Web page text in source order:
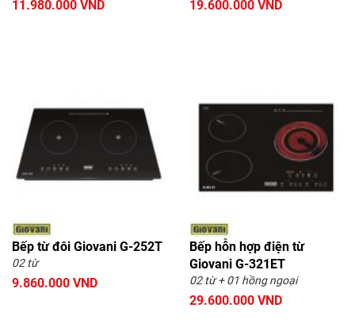
11.980.000 VND 19.600.000 VND
Bếp từ đôi Giovani G-252T
02 từ
9.860.000 VND
Bếp hỗn hợp điện từ
Giovani G-321ET
02 từ + 01 hồng ngoại
29.600.000 VND